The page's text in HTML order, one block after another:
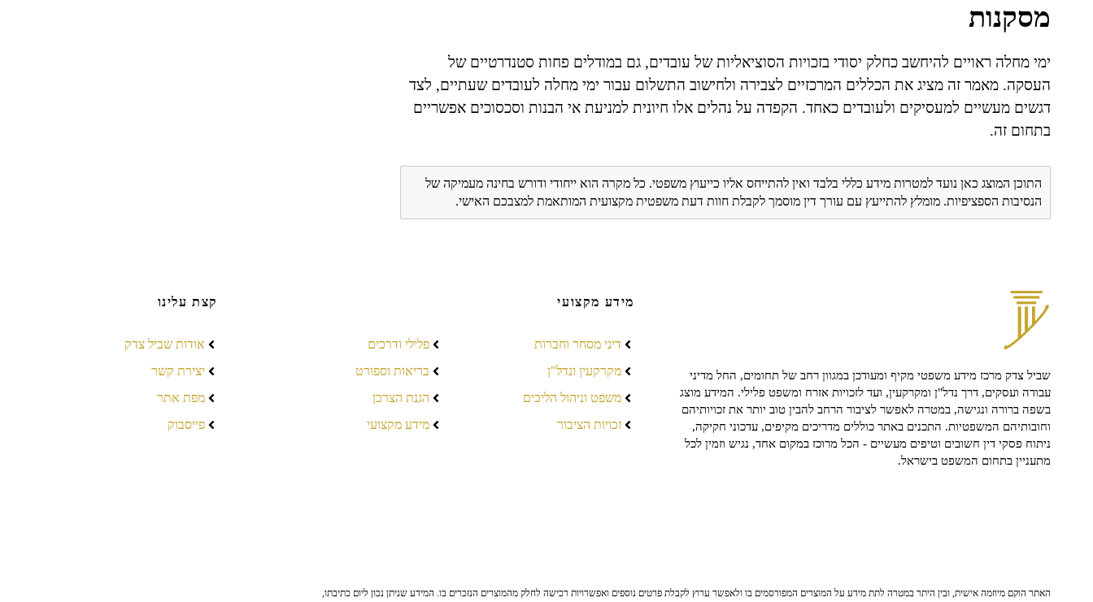
מסקנות
ימי מחלה ראויים להיחשב כחלק יסודי בזכויות הסוציאליות של עובדים, גם במודלים פחות סטנדרטיים של
העסקה. מאמר זה מציג את הכללים המרכזיים לצבירה ולחישוב התשלום עבור ימי מחלה לעובדים שעתיים, לצד
דגשים מעשיים למעסיקים ולעובדים כאחד. הקפדה על נהלים אלו חיונית למניעת אי הבנות וסכסוכים אפשריים
בתחום זה.
התוכן המוצג כאן נועד למטרות מידע כללי בלבד ואין להתייחס אליו כייעוץ משפטי. כל מקרה הוא ייחודי ודורש בחינה מעמיקה של
הנסיבות הספציפיות. מומלץ להתייעץ עם עורך דין מוסמך לקבלת חוות דעת משפטית מקצועית המותאמת למצבכם האישי.
שביל צדק מרכז מידע משפטי מקיף ומעודכן במגוון רחב של תחומים, החל מדיני
עבודה ועסקים, דרך נדל"ן ומקרקעין, ועד לזכויות אזרח ומשפט פלילי. המידע מוצג
בשפה ברורה ונגישה, במטרה לאפשר לציבור הרחב להבין טוב יותר את זכויותיהם
וחובותיהם המשפטיות. התכנים באתר כוללים מדריכים מקיפים, עדכוני חקיקה,
ניתוח פסקי דין חשובים וטיפים מעשיים - הכל מרוכז במקום אחד, נגיש וזמין לכל
מתעניין בתחום המשפט בישראל.
מידע מקצועי
דיני מסחר וחברות
מקרקעין ונדל"ן
משפט וניהול הליכים
זכויות הציבור
פלילי ודרכים
בריאות וספורט
הגנת הצרכן
מידע מקצועי
קצת עלינו
אודות שביל צדק
יצירת קשר
מפת אתר
פייסבוק
האתר הוקם מיוזמה אישית, ובין היתר במטרה לתת מידע על המוצרים המפורסמים בו ולאפשר ערוץ לקבלת פרטים נוספים ואפשרויות רכישה לחלק מהמוצרים הנזכרים בו. המידע שניתן נכון ליום כתיבתו,